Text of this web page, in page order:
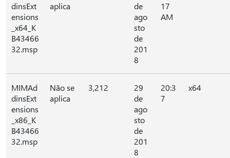
dinsExt
ensions
_x64_K
B43466
32.msp
aplica
de
ago
sto
de
201
8
17
AM
MIMAd
dinsExt
ensions
_x86_K
B43466
32.msp
Não se
aplica
3,212
29
de
ago
sto
de
201
8
20:3
7
x64